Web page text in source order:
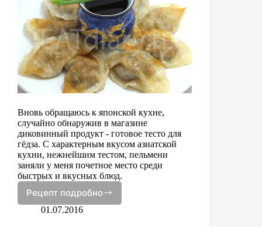
Вновь обращаюсь к японской кухне,
случайно обнаружив в магазине
диковинный продукт - готовое тесто для
гёдза. С характерным вкусом азиатской
кухни, нежнейшим тестом, пельмени
заняли у меня почетное место среди
быстрых и вкусных блюд.
Рецепт подробно
Пельмени
Гёдза
01.07.2016